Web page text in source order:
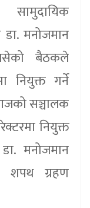
डा. मनोजमान
बैठकले
नियुक्त गर्ने
सञ्चालक
नियुक्त
मनोजमान
शपथ ग्रहण